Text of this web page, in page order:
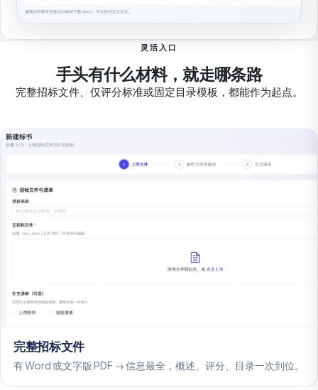
灵活入口
手头有什么材料，就走哪条路
完整招标文件、仅评分标准或固定目录模板，都能作为起点。
完整招标文件
有 Word 或文字版 PDF → 信息最全，概述、评分、目录一次到位。